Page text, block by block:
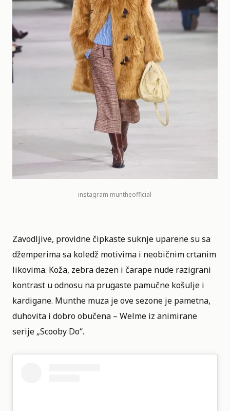
instagram muntheofficial
Zavodljive, providne čipkaste suknje uparene su sa
džemperima sa koledž motivima i neobičnim crtanim
likovima. Koža, zebra dezen i čarape nude razigrani
kontrast u odnosu na prugaste pamučne košulje i
kardigane. Munthe muza je ove sezone je pametna,
duhovita i dobro obučena – Welme iz animirane
serije „Scooby Do“.